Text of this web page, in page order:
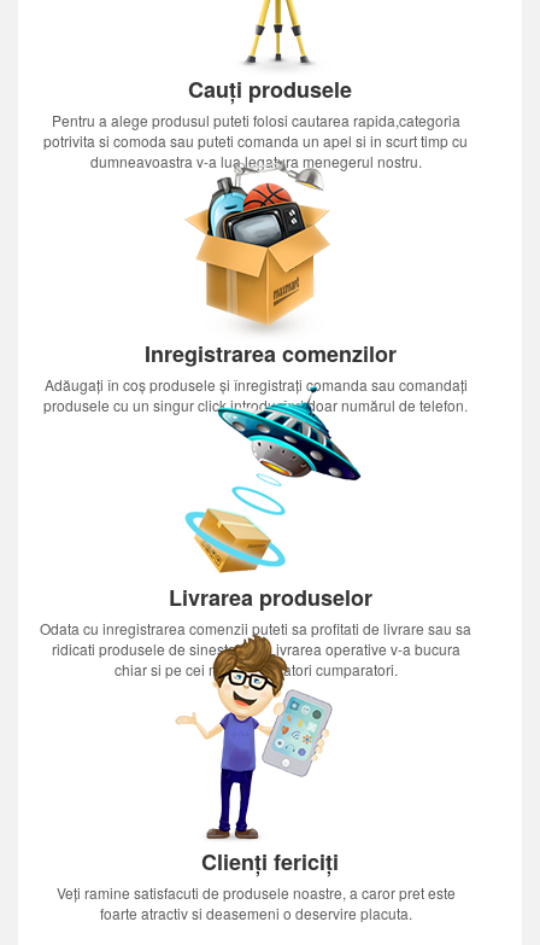
Cauți produsele
Pentru a alege produsul puteti folosi cautarea rapida,categoria
potrivita si comoda sau puteti comanda un apel si in scurt timp cu
dumneavoastra v-a lua legatura menegerul nostru.
Inregistrarea comenzilor
Adăugați în coș produsele și înregistrați comanda sau comandați
produsele cu un singur click introducînd doar numărul de telefon.
Livrarea produselor
Odata cu inregistrarea comenzii puteti sa profitati de livrare sau sa
ridicati produsele de sinestatator.Livrarea operative v-a bucura
chiar si pe cei mai nerabdatori cumparatori.
Clienți fericiți
Veți ramine satisfacuti de produsele noastre, a caror pret este
foarte atractiv si deasemeni o deservire placuta.